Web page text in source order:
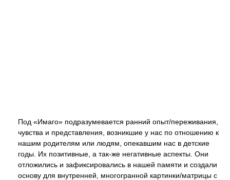
Под «Имаго» подразумевается ранний опыт/переживания,
чувства и представления, возникшие у нас по отношению к
нашим родителям или людям, опекавшим нас в детские
годы. Их позитивные, а так-же негативные аспекты. Они
отложились и зафиксировались в нашей памяти и создали
основу для внутренней, многогранной картинки/матрицы с